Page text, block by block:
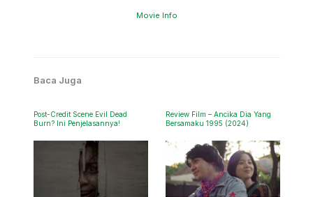
Movie Info
Baca Juga
Post-Credit Scene Evil Dead
Burn? Ini Penjelasannya!
Review Film – Ancika Dia Yang
Bersamaku 1995 (2024)